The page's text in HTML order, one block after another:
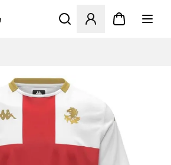
Abre un modal para iniciar